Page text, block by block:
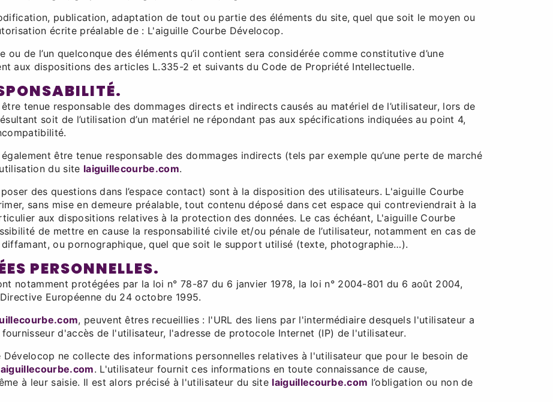
publication, adaptation de tout ou partie des éléments du site, quel que soit le moyen ou
écrite préalable de : L'aiguille Courbe Dévelocop.
de l’un quelconque des éléments qu’il contient sera considérée comme constitutive d’une
aux dispositions des articles L.335-2 et suivants du Code de Propriété Intellectuelle.
tenue responsable des dommages directs et indirects causés au matériel de l’utilisateur, lors de
soit de l’utilisation d’un matériel ne répondant pas aux spécifications indiquées au point 4,
être tenue responsable des dommages indirects (tels par exemple qu’une perte de marché
du site laiguillecourbe.com.
des questions dans l’espace contact) sont à la disposition des utilisateurs. L'aiguille Courbe
sans mise en demeure préalable, tout contenu déposé dans cet espace qui contreviendrait à la
aux dispositions relatives à la protection des données. Le cas échéant, L'aiguille Courbe
de mettre en cause la responsabilité civile et/ou pénale de l’utilisateur, notamment en cas de
ou pornographique, quel que soit le support utilisé (texte, photographie…).
PERSONNELLES.
notamment protégées par la loi n° 78-87 du 6 janvier 1978, la loi n° 2004-801 du 6 août 2004,
Européenne du 24 octobre 1995.
, peuvent êtres recueillies : l'URL des liens par l'intermédiaire desquels l'utilisateur a
fournisseur d'accès de l'utilisateur, l'adresse de protocole Internet (IP) de l'utilisateur.
ne collecte des informations personnelles relatives à l'utilisateur que pour le besoin de
. L'utilisateur fournit ces informations en toute connaissance de cause,
à leur saisie. Il est alors précisé à l'utilisateur du site laiguillecourbe.com l’obligation ou non de